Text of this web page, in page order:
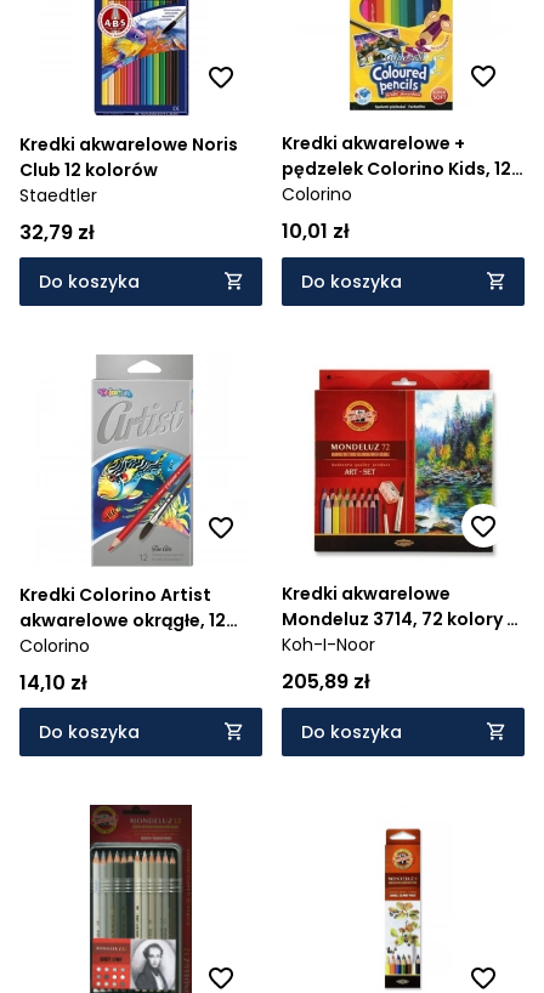
Kredki akwarelowe Noris
Club 12 kolorów
Staedtler
32,79 zł
Do koszyka
Kredki akwarelowe +
pędzelek Colorino Kids, 12
sztuk (33039PTR)
Colorino
10,01 zł
Do koszyka
Kredki Colorino Artist
akwarelowe okrągłe, 12
kolorów
Colorino
14,10 zł
Do koszyka
Kredki akwarelowe
Mondeluz 3714, 72 kolory +
pędzel (192411)
Koh-I-Noor
205,89 zł
Do koszyka